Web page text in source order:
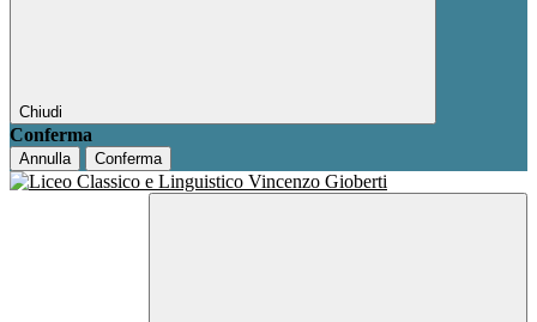
Chiudi
Conferma
Annulla Conferma